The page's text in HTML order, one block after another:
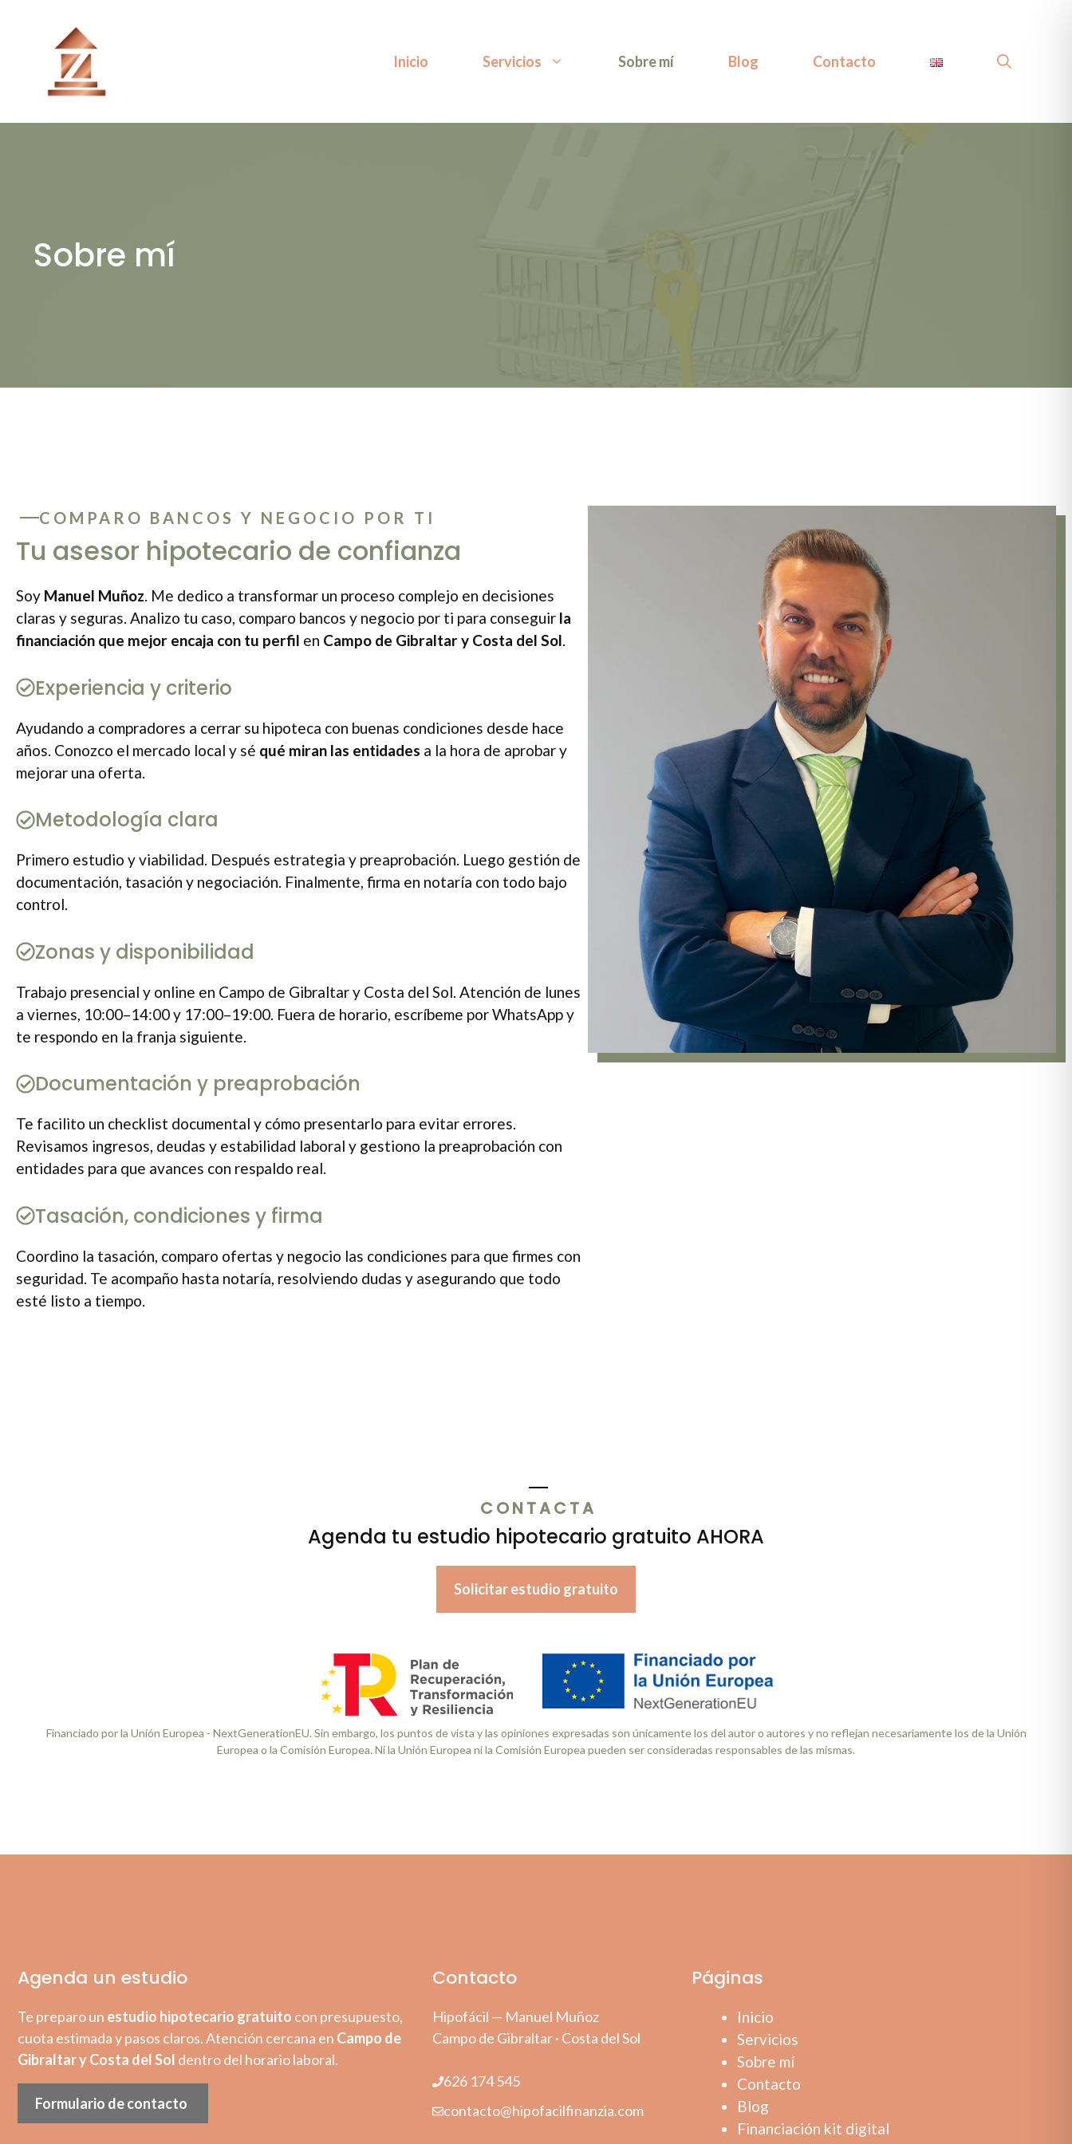
contenido
Inicio Servicios Sobre mí Blog Contacto
Sobre mí
COMPARO BANCOS Y NEGOCIO POR TI
Tu asesor hipotecario de confianza
Soy Manuel Muñoz. Me dedico a transformar un proceso complejo en decisiones
claras y seguras. Analizo tu caso, comparo bancos y negocio por ti para conseguir la
financiación que mejor encaja con tu perfil en Campo de Gibraltar y Costa del Sol.
Experiencia y criterio
Ayudando a compradores a cerrar su hipoteca con buenas condiciones desde hace
años. Conozco el mercado local y sé qué miran las entidades a la hora de aprobar y
mejorar una oferta.
Metodología clara
Primero estudio y viabilidad. Después estrategia y preaprobación. Luego gestión de
documentación, tasación y negociación. Finalmente, firma en notaría con todo bajo
control.
Zonas y disponibilidad
Trabajo presencial y online en Campo de Gibraltar y Costa del Sol. Atención de lunes
a viernes, 10:00–14:00 y 17:00–19:00. Fuera de horario, escríbeme por WhatsApp y
te respondo en la franja siguiente.
Documentación y preaprobación
Te facilito un checklist documental y cómo presentarlo para evitar errores.
Revisamos ingresos, deudas y estabilidad laboral y gestiono la preaprobación con
entidades para que avances con respaldo real.
Tasación, condiciones y firma
Coordino la tasación, comparo ofertas y negocio las condiciones para que firmes con
seguridad. Te acompaño hasta notaría, resolviendo dudas y asegurando que todo
esté listo a tiempo.
CONTACTA
Agenda tu estudio hipotecario gratuito AHORA
Solicitar estudio gratuito
Financiado por la Unión Europea - NextGenerationEU. Sin embargo, los puntos de vista y las opiniones expresadas son únicamente los del autor o autores y no reflejan necesariamente los de la Unión
Europea o la Comisión Europea. Ni la Unión Europea ni la Comisión Europea pueden ser consideradas responsables de las mismas.
Agenda un estudio
Te preparo un estudio hipotecario gratuito con presupuesto,
cuota estimada y pasos claros. Atención cercana en Campo de
Gibraltar y Costa del Sol dentro del horario laboral.
Formulario de contacto
Contacto
Hipofácil — Manuel Muñoz
Campo de Gibraltar · Costa del Sol
626 174 545
contacto@hipofacilfinanzia.com
Páginas
Inicio
Servicios
Sobre mí
Contacto
Blog
Financiación kit digital